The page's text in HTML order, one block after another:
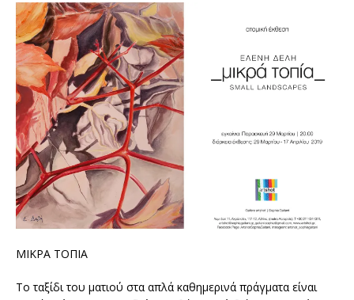
ΜΙΚΡΑ ΤΟΠΙΑ
Το ταξίδι του ματιού στα απλά καθημερινά πράγματα είναι